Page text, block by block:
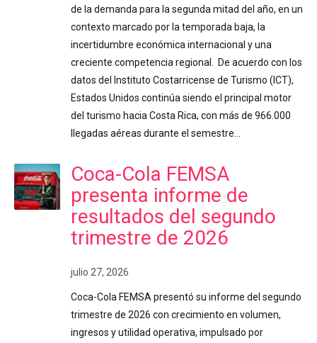
de la demanda para la segunda mitad del año, en un
contexto marcado por la temporada baja, la
incertidumbre económica internacional y una
creciente competencia regional. De acuerdo con los
datos del Instituto Costarricense de Turismo (ICT),
Estados Unidos continúa siendo el principal motor
del turismo hacia Costa Rica, con más de 966.000
llegadas aéreas durante el semestre…
Coca-Cola FEMSA
presenta informe de
resultados del segundo
trimestre de 2026
julio 27, 2026
Coca-Cola FEMSA presentó su informe del segundo
trimestre de 2026 con crecimiento en volumen,
ingresos y utilidad operativa, impulsado por